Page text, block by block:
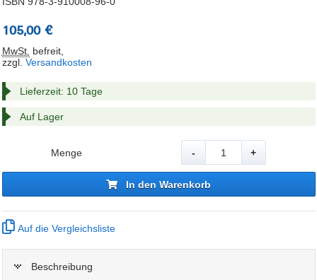
105,00 €
MwSt. befreit,
zzgl. Versandkosten
Lieferzeit: 10 Tage
Auf Lager
Menge - +
In den Warenkorb
Auf die Vergleichsliste
Beschreibung